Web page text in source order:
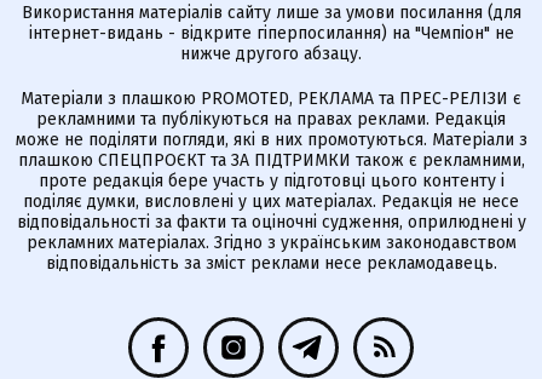
Використання матеріалів сайту лише за умови посилання (для
інтернет-видань - відкрите гіперпосилання) на "Чемпіон" не
нижче другого абзацу.
Матеріали з плашкою PROMOTED, РЕКЛАМА та ПРЕС-РЕЛІЗИ є
рекламними та публікуються на правах реклами. Редакція
може не поділяти погляди, які в них промотуються. Матеріали з
плашкою СПЕЦПРОЄКТ та ЗА ПІДТРИМКИ також є рекламними,
проте редакція бере участь у підготовці цього контенту і
поділяє думки, висловлені у цих матеріалах. Редакція не несе
відповідальності за факти та оціночні судження, оприлюднені у
рекламних матеріалах. Згідно з українським законодавством
відповідальність за зміст реклами несе рекламодавець.